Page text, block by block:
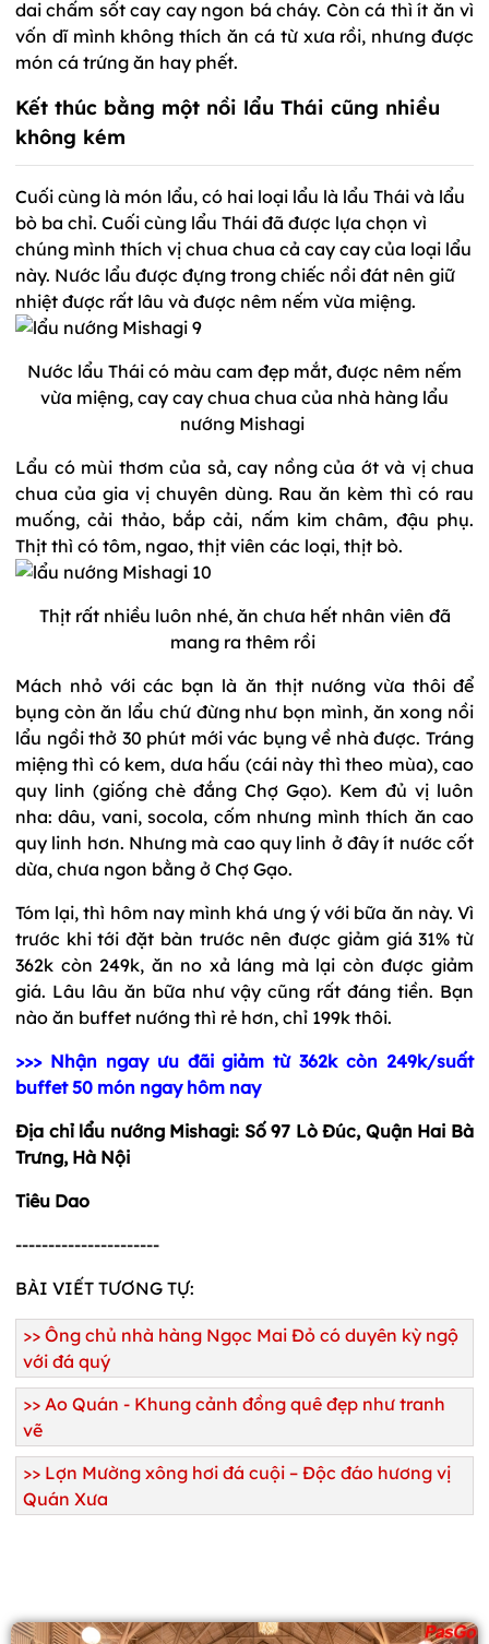
dai chấm sốt cay cay ngon bá cháy. Còn cá thì ít ăn vì
vốn dĩ mình không thích ăn cá từ xưa rồi, nhưng được
món cá trứng ăn hay phết.
Kết thúc bằng một nồi lẩu Thái cũng nhiều
không kém
Cuối cùng là món lẩu, có hai loại lẩu là lẩu Thái và lẩu
bò ba chỉ. Cuối cùng lẩu Thái đã được lựa chọn vì
chúng mình thích vị chua chua cả cay cay của loại lẩu
này. Nước lẩu được đựng trong chiếc nồi đát nên giữ
nhiệt được rất lâu và được nêm nếm vừa miệng.
Nước lẩu Thái có màu cam đẹp mắt, được nêm nếm
vừa miệng, cay cay chua chua của nhà hàng lẩu
nướng Mishagi
Lẩu có mùi thơm của sả, cay nồng của ớt và vị chua
chua của gia vị chuyên dùng. Rau ăn kèm thì có rau
muống, cải thảo, bắp cải, nấm kim châm, đậu phụ.
Thịt thì có tôm, ngao, thịt viên các loại, thịt bò.
Thịt rất nhiều luôn nhé, ăn chưa hết nhân viên đã
mang ra thêm rồi
Mách nhỏ với các bạn là ăn thịt nướng vừa thôi để
bụng còn ăn lẩu chứ đừng như bọn mình, ăn xong nồi
lẩu ngồi thở 30 phút mới vác bụng về nhà được. Tráng
miệng thì có kem, dưa hấu (cái này thì theo mùa), cao
quy linh (giống chè đắng Chợ Gạo). Kem đủ vị luôn
nha: dâu, vani, socola, cốm nhưng mình thích ăn cao
quy linh hơn. Nhưng mà cao quy linh ở đây ít nước cốt
dừa, chưa ngon bằng ở Chợ Gạo.
Tóm lại, thì hôm nay mình khá ưng ý với bữa ăn này. Vì
trước khi tới đặt bàn trước nên được giảm giá 31% từ
362k còn 249k, ăn no xả láng mà lại còn được giảm
giá. Lâu lâu ăn bữa như vậy cũng rất đáng tiền. Bạn
nào ăn buffet nướng thì rẻ hơn, chỉ 199k thôi.
>>> Nhận ngay ưu đãi giảm từ 362k còn 249k/suất
buffet 50 món ngay hôm nay
Địa chỉ lẩu nướng Mishagi: Số 97 Lò Đúc, Quận Hai Bà
Trưng, Hà Nội
Tiêu Dao
----------------------
BÀI VIẾT TƯƠNG TỰ:
>> Ông chủ nhà hàng Ngọc Mai Đỏ có duyên kỳ ngộ
với đá quý
>> Ao Quán - Khung cảnh đồng quê đẹp như tranh
vẽ
>> Lợn Mường xông hơi đá cuội – Độc đáo hương vị
Quán Xưa